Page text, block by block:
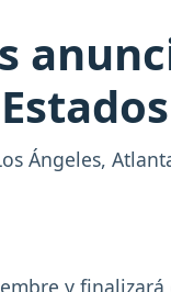
Ángeles,